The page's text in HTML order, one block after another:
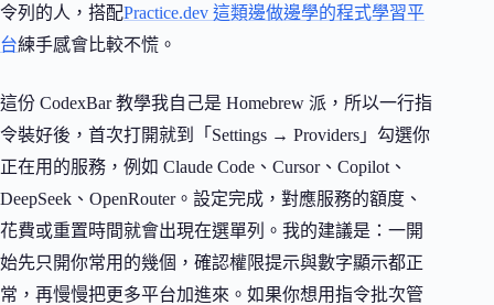
令列的人，搭配Practice.dev 這類邊做邊學的程式學習平
台練手感會比較不慌。
這份 CodexBar 教學我自己是 Homebrew 派，所以一行指
令裝好後，首次打開就到「Settings → Providers」勾選你
正在用的服務，例如 Claude Code、Cursor、Copilot、
DeepSeek、OpenRouter。設定完成，對應服務的額度、
花費或重置時間就會出現在選單列。我的建議是：一開
始先只開你常用的幾個，確認權限提示與數字顯示都正
常，再慢慢把更多平台加進來。如果你想用指令批次管